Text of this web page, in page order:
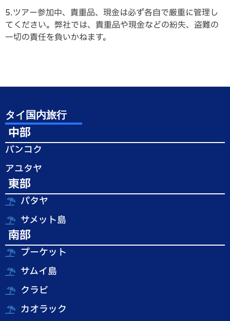
5.ツアー参加中、貴重品、現金は必ず各自で厳重に管理し
てください。弊社では、貴重品や現金などの紛失、盗難の
一切の責任を負いかねます。
タイ国内旅行
中部
バンコク
アユタヤ
東部
パタヤ
サメット島
南部
プーケット
サムイ島
クラビ
カオラック